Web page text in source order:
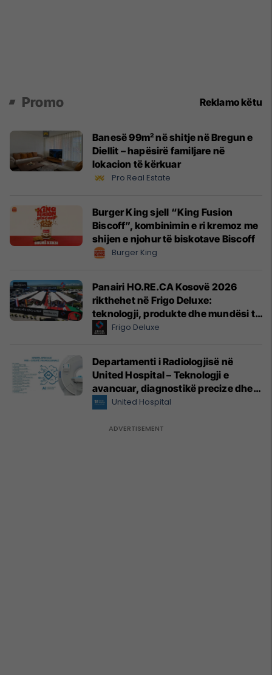
Promo Reklamo këtu
Banesë 99m² në shitje në Bregun e
Diellit – hapësirë familjare në
lokacion të kërkuar
Pro Real Estate
Burger King sjell “King Fusion
Biscoff”, kombinimin e ri kremoz me
shijen e njohur të biskotave Biscoff
Burger King
Panairi HO.RE.CA Kosovë 2026
rikthehet në Frigo Deluxe:
teknologji, produkte dhe mundësi të
reja për hoteleri dhe gastronomi
Frigo Deluxe
Departamenti i Radiologjisë në
United Hospital – Teknologji e
avancuar, diagnostikë precize dhe
kujdes profesional
United Hospital